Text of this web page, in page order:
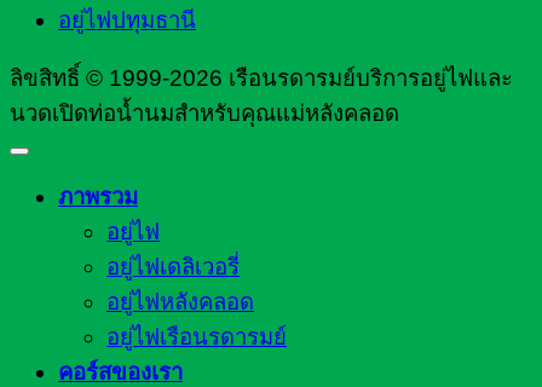
อยู่ไฟปทุมธานี
ลิขสิทธิ์ © 1999-2026 เรือนรดารมย์บริการอยู่ไฟและ
นวดเปิดท่อน้ำนมสำหรับคุณแม่หลังคลอด
ภาพรวม
อยู่ไฟ
อยู่ไฟเดลิเวอรี่
อยู่ไฟหลังคลอด
อยู่ไฟเรือนรดารมย์
คอร์สของเรา